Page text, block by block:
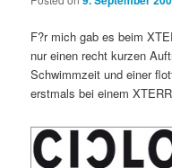
F?r mich gab es beim
nur einen recht kurzen
Schwimmzeit und einer
erstmals bei einem